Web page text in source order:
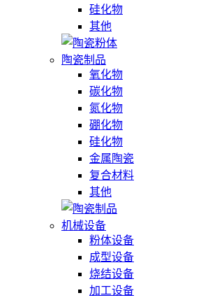
硅化物
其他
陶瓷制品
氧化物
碳化物
氮化物
硼化物
硅化物
金属陶瓷
复合材料
其他
机械设备
粉体设备
成型设备
烧结设备
加工设备